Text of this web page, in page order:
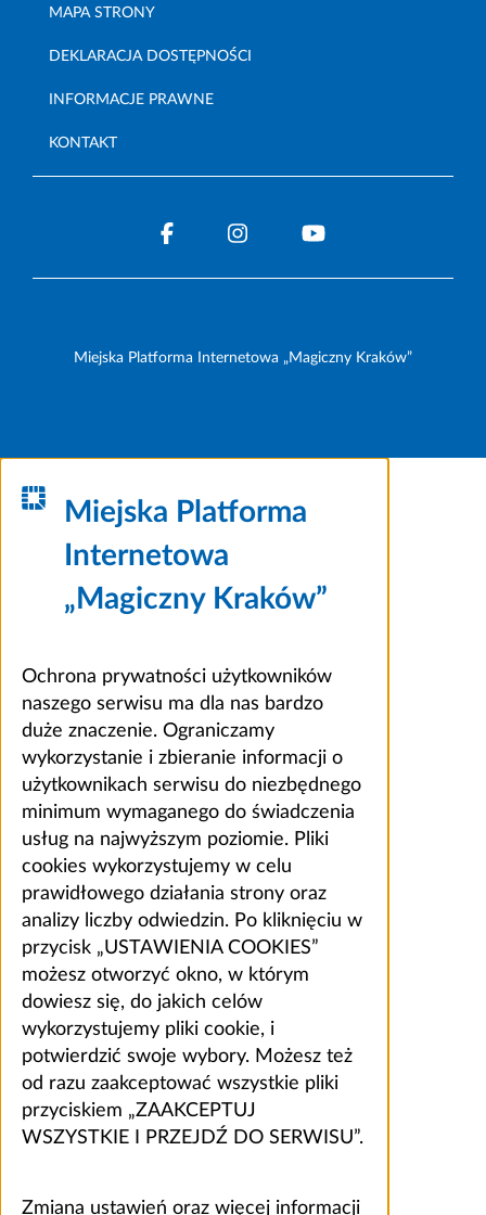
MAPA STRONY
DEKLARACJA DOSTĘPNOŚCI
INFORMACJE PRAWNE
KONTAKT
Miejska Platforma Internetowa „Magiczny Kraków”
Miejska Platforma
Internetowa
„Magiczny Kraków”
Ochrona prywatności użytkowników
naszego serwisu ma dla nas bardzo
duże znaczenie. Ograniczamy
wykorzystanie i zbieranie informacji o
użytkownikach serwisu do niezbędnego
minimum wymaganego do świadczenia
usług na najwyższym poziomie. Pliki
cookies wykorzystujemy w celu
prawidłowego działania strony oraz
analizy liczby odwiedzin. Po kliknięciu w
przycisk „USTAWIENIA COOKIES”
możesz otworzyć okno, w którym
dowiesz się, do jakich celów
wykorzystujemy pliki cookie, i
potwierdzić swoje wybory. Możesz też
od razu zaakceptować wszystkie pliki
przyciskiem „ZAAKCEPTUJ
WSZYSTKIE I PRZEJDŹ DO SERWISU”.
Zmiana ustawień oraz więcej informacji